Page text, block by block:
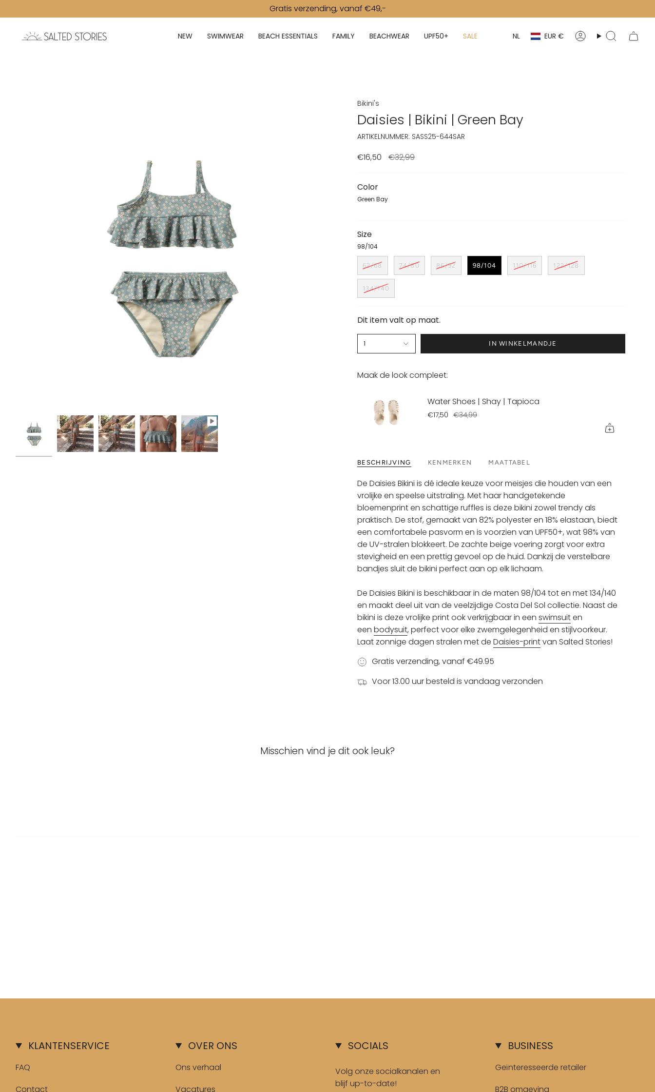
Gratis verzending, vanaf €49,-
NEW SWIMWEAR BEACH ESSENTIALS FAMILY BEACHWEAR UPF50+ SALE Taal
NL Valuta
EUR € AccountZoeken
Bikini's
Daisies | Bikini | Green Bay
ARTIKELNUMMER: SASS25-644SAR
€16,50 Normale prijs
€32,99
Color
Green Bay
Size
98/104
62/68 74/80 86/92 98/104 110/116 122/128
134/140
Dit item valt op maat.
1 IN WINKELMANDJE
Maak de look compleet:
Water Shoes | Shay | Tapioca
€17,50 €34,99
BESCHRIJVING KENMERKEN MAATTABEL
De Daisies Bikini is dé ideale keuze voor meisjes die houden van een
vrolijke en speelse uitstraling. Met haar handgetekende
bloemenprint en schattige ruffles is deze bikini zowel trendy als
praktisch. De stof, gemaakt van 82% polyester en 18% elastaan, biedt
een comfortabele pasvorm en is voorzien van UPF50+, wat 98% van
de UV-stralen blokkeert. De zachte beige voering zorgt voor extra
stevigheid en een prettig gevoel op de huid. Dankzij de verstelbare
bandjes sluit de bikini perfect aan op elk lichaam.
De Daisies Bikini is beschikbaar in de maten 98/104 tot en met 134/140
en maakt deel uit van de veelzijdige Costa Del Sol collectie. Naast de
bikini is deze vrolijke print ook verkrijgbaar in een swimsuiten
een bodysuit, perfect voor elke zwemgelegenheid en stijlvoorkeur.
Laat zonnige dagen stralen met de Daisies-printvan Salted Stories!
Gratis verzending, vanaf €49.95
Voor 13.00 uur besteld is vandaag verzonden
Misschien vind je dit ook leuk?
KLANTENSERVICE
FAQ
Contact
OVER ONS
Ons verhaal
Vacatures
SOCIALS
Volg onze socialkanalen en
blijf up-to-date!
BUSINESS
Geïnteresseerde retailer
B2B omgeving